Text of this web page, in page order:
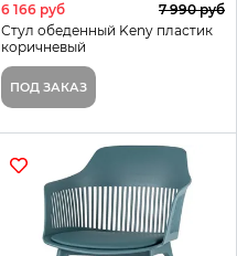
6 166 руб
7 990 руб
Стул обеденный Keny пластик
коричневый
ПОД ЗАКАЗ